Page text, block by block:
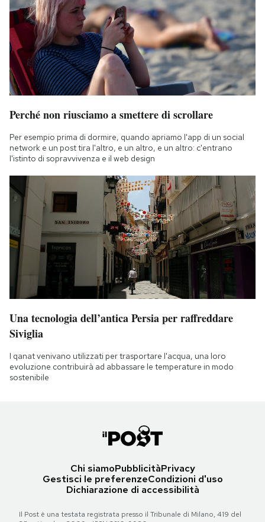
Perché non riusciamo a smettere di scrollare
Per esempio prima di dormire, quando apriamo l'app di un social
network e un post tira l'altro, e un altro, e un altro: c'entrano
l'istinto di sopravvivenza e il web design
Una tecnologia dell’antica Persia per raffreddare
Siviglia
I qanat venivano utilizzati per trasportare l'acqua, una loro
evoluzione contribuirà ad abbassare le temperature in modo
sostenibile
Chi siamoPubblicitàPrivacy
Gestisci le preferenzeCondizioni d'uso
Dichiarazione di accessibilità
Il Post è una testata registrata presso il Tribunale di Milano, 419 del